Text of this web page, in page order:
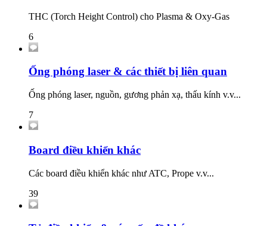
THC (Torch Height Control) cho Plasma & Oxy-Gas
6
Ống phóng laser & các thiết bị liên quan
Ống phóng laser, nguồn, gương phản xạ, thấu kính v.v...
7
Board điều khiển khác
Các board điều khiển khác như ATC, Prope v.v...
39